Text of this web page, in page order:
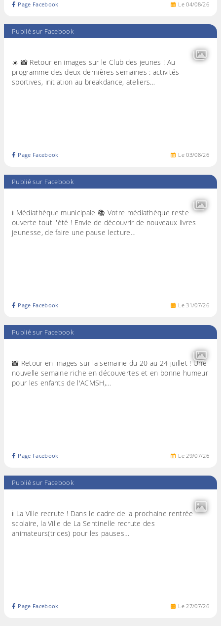
Le04/08/26
Page Facebook
Publié sur Facebook
☀️ 📸 Retour en images sur le Club des jeunes ! Au
programme des deux dernières semaines : activités
sportives, initiation au breakdance, ateliers…
Le03/08/26
Page Facebook
Publié sur Facebook
ℹ️ Médiathèque municipale 📚 Votre médiathèque reste
ouverte tout l'été ! Envie de découvrir de nouveaux livres
jeunesse, de faire une pause lecture…
Le31/07/26
Page Facebook
Publié sur Facebook
📸 Retour en images sur la semaine du 20 au 24 juillet ! Une
nouvelle semaine riche en découvertes et en bonne humeur
pour les enfants de l'ACMSH,…
Le29/07/26
Page Facebook
Publié sur Facebook
ℹ️ La Ville recrute ! Dans le cadre de la prochaine rentrée
scolaire, la Ville de La Sentinelle recrute des
animateurs(trices) pour les pauses…
Le27/07/26
Page Facebook